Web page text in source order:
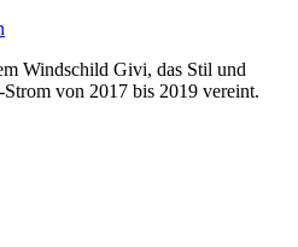
Windschild Givi, das Stil und
von 2017 bis 2019 vereint.